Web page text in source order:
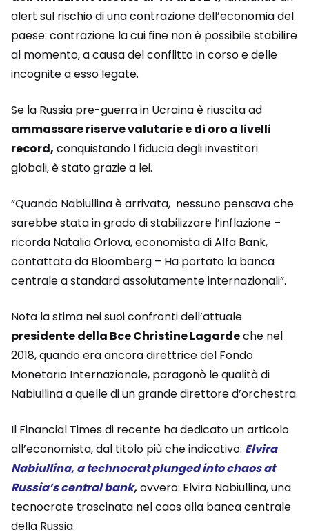
alert sul rischio di una contrazione dell’economia del
paese: contrazione la cui fine non è possibile stabilire
al momento, a causa del conflitto in corso e delle
incognite a esso legate.
Se la Russia pre-guerra in Ucraina è riuscita ad
ammassare riserve valutarie e di oro a livelli
record, conquistando l fiducia degli investitori
globali, è stato grazie a lei.
“Quando Nabiullina è arrivata, nessuno pensava che
sarebbe stata in grado di stabilizzare l’inflazione –
ricorda Natalia Orlova, economista di Alfa Bank,
contattata da Bloomberg – Ha portato la banca
centrale a standard assolutamente internazionali”.
Nota la stima nei suoi confronti dell’attuale
presidente della Bce Christine Lagardeche nel
2018, quando era ancora direttrice del Fondo
Monetario Internazionale, paragonò le qualità di
Nabiullina a quelle di un grande direttore d’orchestra.
Il Financial Times di recente ha dedicato un articolo
all’economista, dal titolo più che indicativo: Elvira
Nabiullina, a technocrat plunged into chaos at
Russia’s central bank,ovvero: Elvira Nabiullina, una
tecnocrate trascinata nel caos alla banca centrale
della Russia.